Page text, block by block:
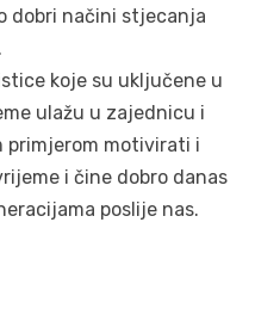
dobri načini stjecanja
koje su uključene u
ulažu u zajednicu i
primjerom motivirati i
i čine dobro danas
poslije nas.